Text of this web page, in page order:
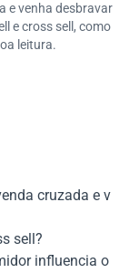
e venha desbravar
e cross sell, como
leitura.
cruzada e v
sell?
influencia o